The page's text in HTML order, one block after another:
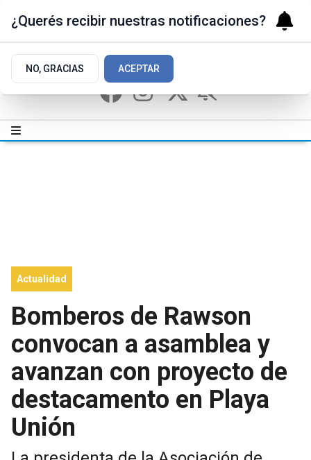
Actualidad
Bomberos de Rawson
convocan a asamblea y
avanzan con proyecto de
destacamento en Playa
Unión
¿Querés recibir nuestras notificaciones?
NO, GRACIAS ACEPTAR